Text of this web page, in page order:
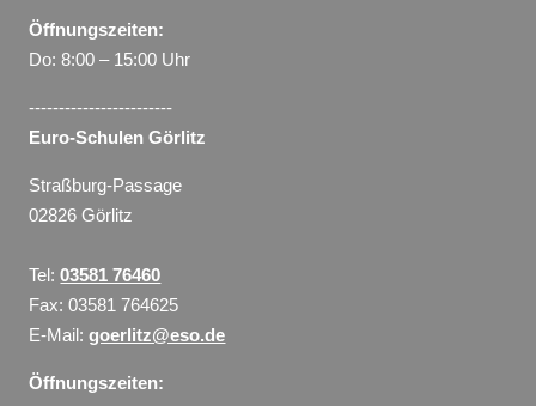
Öffnungszeiten:
Do: 8:00 – 15:00 Uhr
------------------------
Euro-Schulen Görlitz
Straßburg-Passage
02826 Görlitz
Tel:03581 76460
Fax: 03581 764625
E-Mail:goerlitz@eso.de
Öffnungszeiten: